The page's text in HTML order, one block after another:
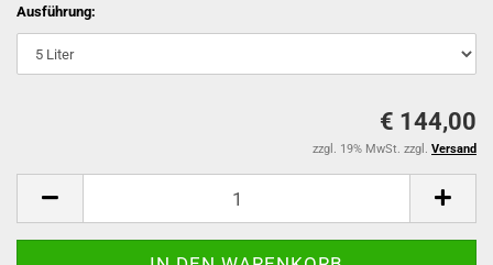
Ausführung:
€ 144,00
zzgl. 19% MwSt. zzgl. Versand